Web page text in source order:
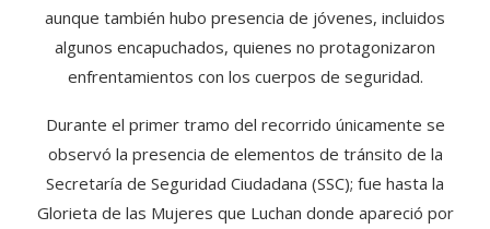
aunque también hubo presencia de jóvenes, incluidos
algunos encapuchados, quienes no protagonizaron
enfrentamientos con los cuerpos de seguridad.
Durante el primer tramo del recorrido únicamente se
observó la presencia de elementos de tránsito de la
Secretaría de Seguridad Ciudadana (SSC); fue hasta la
Glorieta de las Mujeres que Luchan donde apareció por